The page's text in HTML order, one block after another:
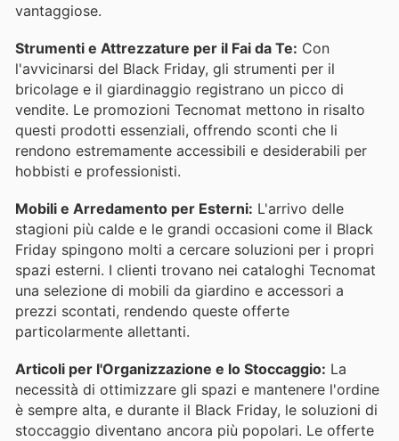
vantaggiose.
Strumenti e Attrezzature per il Fai da Te: Con
l'avvicinarsi del Black Friday, gli strumenti per il
bricolage e il giardinaggio registrano un picco di
vendite. Le promozioni Tecnomat mettono in risalto
questi prodotti essenziali, offrendo sconti che li
rendono estremamente accessibili e desiderabili per
hobbisti e professionisti.
Mobili e Arredamento per Esterni: L'arrivo delle
stagioni più calde e le grandi occasioni come il Black
Friday spingono molti a cercare soluzioni per i propri
spazi esterni. I clienti trovano nei cataloghi Tecnomat
una selezione di mobili da giardino e accessori a
prezzi scontati, rendendo queste offerte
particolarmente allettanti.
Articoli per l'Organizzazione e lo Stoccaggio: La
necessità di ottimizzare gli spazi e mantenere l'ordine
è sempre alta, e durante il Black Friday, le soluzioni di
stoccaggio diventano ancora più popolari. Le offerte